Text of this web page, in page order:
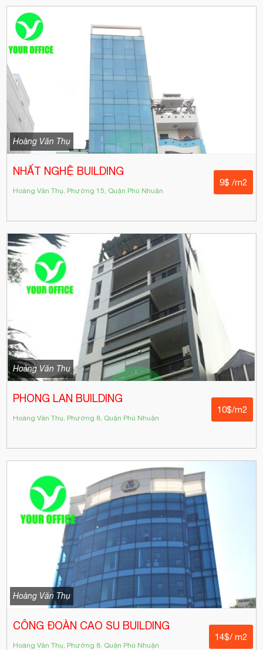
Hoàng Văn Thụ
NHẤT NGHỆ BUILDING
Hoàng Văn Thụ, Phường 15, Quận Phú Nhuận
9$ /m2
Hoàng Văn Thụ
PHONG LAN BUILDING
Hoàng Văn Thụ, Phường 8, Quận Phú Nhuận
10$/m2
Hoàng Văn Thụ
CÔNG ĐOÀN CAO SU BUILDING
Hoàng Văn Thụ, Phường 8, Quận Phú Nhuận
14$/ m2